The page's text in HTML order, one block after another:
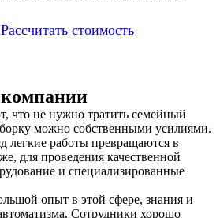
Рассчитать стоимость
что не нужно тратить семейный
можно собственными усилиями.
легкие работы превращаются в
для проведения качественной
и специализированные
опыт в этой сфере, знания и
Сотрудники хорошо